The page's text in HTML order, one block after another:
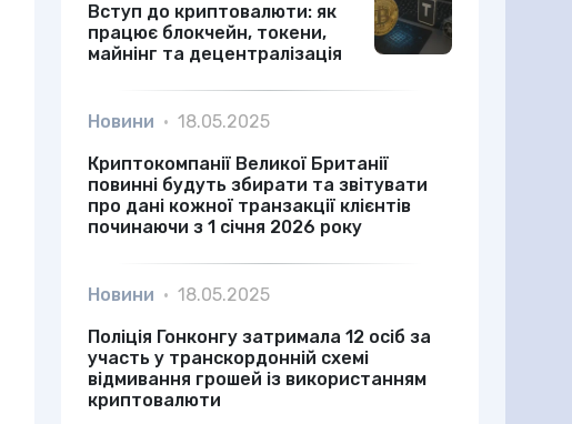
Вступ до криптовалюти: як
працює блокчейн, токени,
майнінг та децентралізація
Новини • 18.05.2025
Криптокомпанії Великої Британії
повинні будуть збирати та звітувати
про дані кожної транзакції клієнтів
починаючи з 1 січня 2026 року
Новини • 18.05.2025
Поліція Гонконгу затримала 12 осіб за
участь у транскордонній схемі
відмивання грошей із використанням
криптовалюти